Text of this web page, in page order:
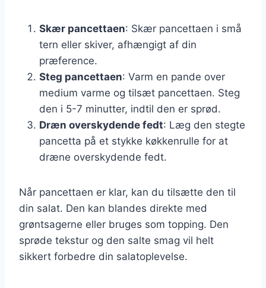
Skær pancettaen: Skær pancettaen i små
tern eller skiver, afhængigt af din
præference.
Steg pancettaen: Varm en pande over
medium varme og tilsæt pancettaen. Steg
den i 5-7 minutter, indtil den er sprød.
Dræn overskydende fedt: Læg den stegte
pancetta på et stykke køkkenrulle for at
dræne overskydende fedt.
Når pancettaen er klar, kan du tilsætte den til
din salat. Den kan blandes direkte med
grøntsagerne eller bruges som topping. Den
sprøde tekstur og den salte smag vil helt
sikkert forbedre din salatoplevelse.